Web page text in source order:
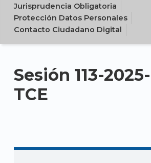
Jurisprudencia Obligatoria
Protección Datos Personales
Contacto Ciudadano Digital
Sesión 113-
TCE